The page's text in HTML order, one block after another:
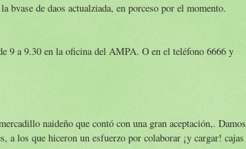
de daos actualziada, en porceso por el momento.
9 a 9.30 en la oficina del AMPA. O en el teléfono 6666 y
naideño que contó con una gran aceptación,. Damos
a los que hiceron un esfuerzo por colaborar ¡y cargar! cajas